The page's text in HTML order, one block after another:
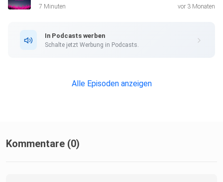
7 Minuten vor 3 Monaten
In Podcasts werben
Schalte jetzt Werbung in Podcasts.
Alle Episoden anzeigen
Kommentare (0)